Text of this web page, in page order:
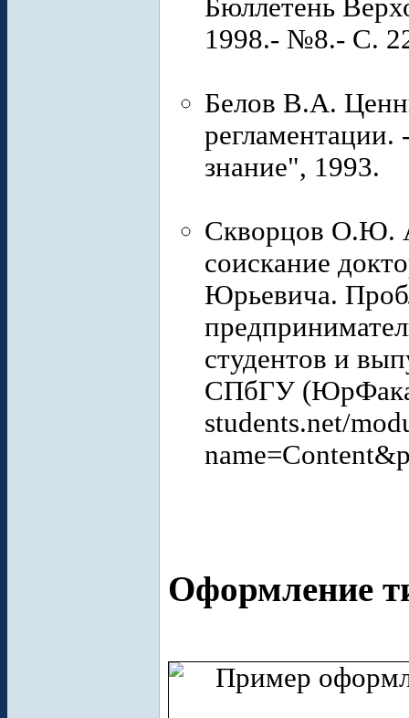
Бюллетень
1998.- №8.- С.
Белов В.А.
знание", 1993.
Скворцов О.Ю.
соискание
Юрьевича.
студентов и
СПбГУ
students.net/
Оформление